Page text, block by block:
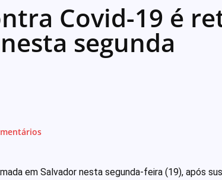
Covid-19 é
segunda
em Salvador nesta segunda-feira (19), após